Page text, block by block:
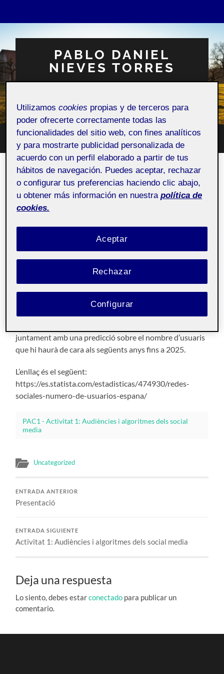
PABLO DANIEL
NIEVES TORRES
Alternar
el
menú
móvil
PAC 1: Audiències i algoritmes
dels social media
12 OCTUBRE, 2022
continguts en social
media
Bon dia
diferents temes sobre el qual fer l’anàlisi, he decidit fer-
ho sobre l’evolució del nombre d’usuaris (a escala
juntament amb una predicció sobre el nombre d’usuaris
que hi haurà de cara als següents anys fins a 2025.
L’enllaç és el següent:
https://es.statista.com/estadisticas/474930/redes-
sociales-numero-de-usuarios-espana/
PAC1 - Activitat 1: Audiències i algoritmes dels social
media
Uncategorized
ENTRADA ANTERIOR
Presentació
ENTRADA SIGUIENTE
Activitat 1: Audiències i algoritmes dels social media
Deja una respuesta
Lo siento, debes estarconectado para publicar un
comentario.
Utilizamoscookies propias y de terceros para
poder ofrecerte correctamente todas las
funcionalidades del sitio web, con fines analíticos
y para mostrarte publicidad personalizada de
acuerdo con un perfil elaborado a partir de tus
hábitos de navegación. Puedes aceptar, rechazar
o configurar tus preferencias haciendo clic abajo,
u obtener más información en nuestra política de
cookies.
Rechazar
Aceptar
Configurar